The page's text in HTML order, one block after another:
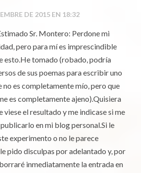
DE 2015 EN 18:32
Sr. Montero: Perdone mi
pero para mí es imprescindible
esto.He tomado (robado, podría
de sus poemas para escribir uno
no es completamente mío, pero que
es completamente ajeno).Quisiera
viese el resultado y me indicase si me
en mi blog personal.Si le
experimento o no le parece
pido disculpas por adelantado y, por
inmediatamente la entrada en